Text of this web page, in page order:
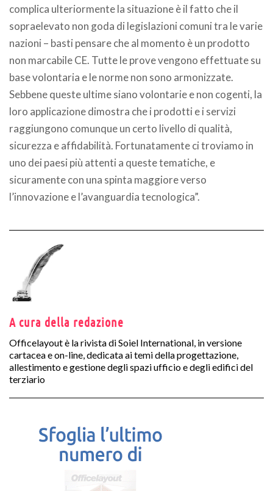
complica ulteriormente la situazione è il fatto che il
sopraelevato non goda di legislazioni comuni tra le varie
nazioni – basti pensare che al momento è un prodotto
non marcabile CE. Tutte le prove vengono effettuate su
base volontaria e le norme non sono armonizzate.
Sebbene queste ultime siano volontarie e non cogenti, la
loro applicazione dimostra che i prodotti e i servizi
raggiungono comunque un certo livello di qualità,
sicurezza e affidabilità. Fortunatamente ci troviamo in
uno dei paesi più attenti a queste tematiche, e
sicuramente con una spinta maggiore verso
l’innovazione e l’avanguardia tecnologica”.
A cura della redazione
Officelayout è la rivista di Soiel International, in versione
cartacea e on-line, dedicata ai temi della progettazione,
allestimento e gestione degli spazi ufficio e degli edifici del
terziario